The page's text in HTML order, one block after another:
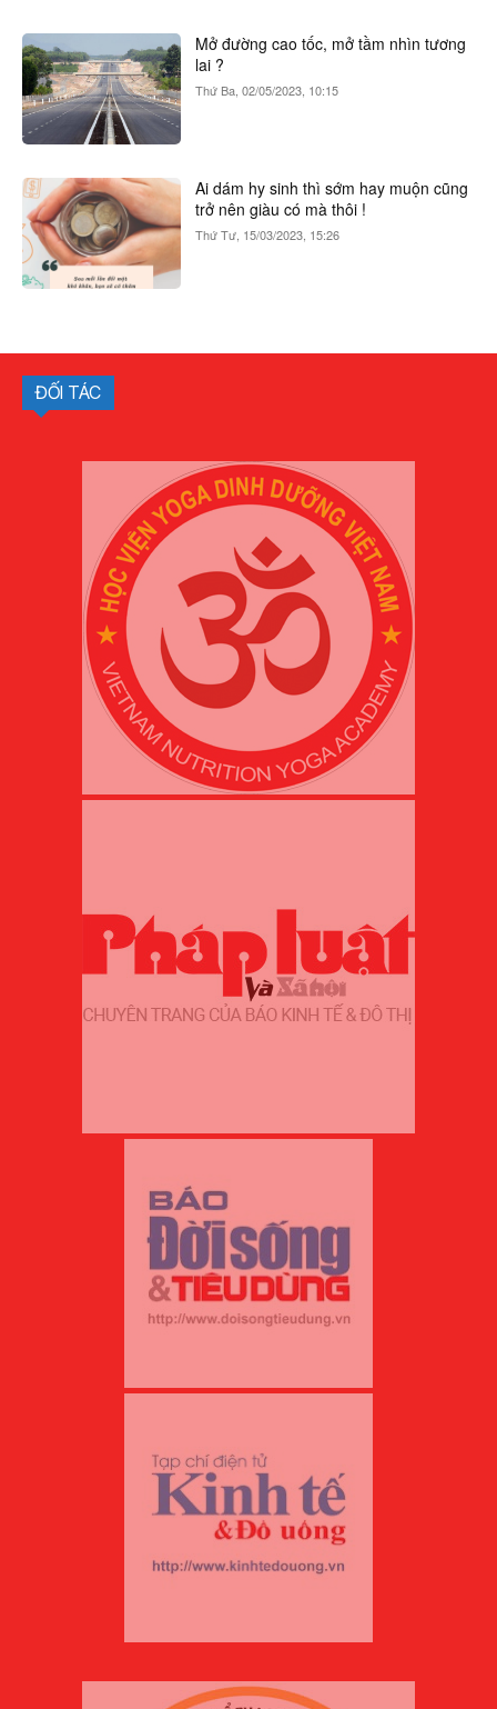
Mở đường cao tốc, mở tầm nhìn tương
lai ?
Thứ Ba, 02/05/2023, 10:15
Ai dám hy sinh thì sớm hay muộn cũng
trở nên giàu có mà thôi !
Thứ Tư, 15/03/2023, 15:26
ĐỐI TÁC